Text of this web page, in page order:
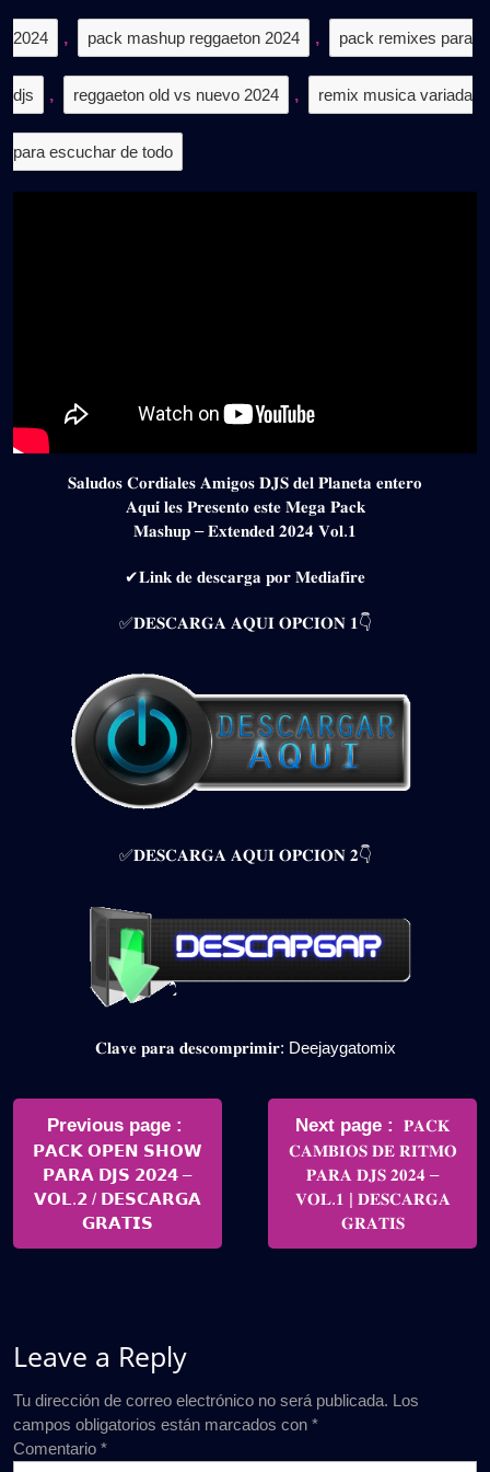
2024 , pack mashup reggaeton 2024 , pack remixes para
djs , reggaeton old vs nuevo 2024 , remix musica variada
para escuchar de todo
𝐒𝐚𝐥𝐮𝐝𝐨𝐬 𝐂𝐨𝐫𝐝𝐢𝐚𝐥𝐞𝐬 𝐀𝐦𝐢𝐠𝐨𝐬 𝐃𝐉𝐒 𝐝𝐞𝐥 𝐏𝐥𝐚𝐧𝐞𝐭𝐚 𝐞𝐧𝐭𝐞𝐫𝐨
𝐀𝐪𝐮𝐢́ 𝐥𝐞𝐬 𝐏𝐫𝐞𝐬𝐞𝐧𝐭𝐨 𝐞𝐬𝐭𝐞 𝐌𝐞𝐠𝐚 𝐏𝐚𝐜𝐤
𝐌𝐚𝐬𝐡𝐮𝐩 – 𝐄𝐱𝐭𝐞𝐧𝐝𝐞𝐝 𝟐𝟎𝟐𝟒 𝐕𝐨𝐥.𝟏
✔𝐋𝐢𝐧𝐤 𝐝𝐞 𝐝𝐞𝐬𝐜𝐚𝐫𝐠𝐚 𝐩𝐨𝐫 𝐌𝐞𝐝𝐢𝐚𝐟𝐢𝐫𝐞
✅𝐃𝐄𝐒𝐂𝐀𝐑𝐆𝐀 𝐀𝐐𝐔𝐈 𝐎𝐏𝐂𝐈𝐎𝐍 𝟏👇
✅𝐃𝐄𝐒𝐂𝐀𝐑𝐆𝐀 𝐀𝐐𝐔𝐈 𝐎𝐏𝐂𝐈𝐎𝐍 𝟐👇
𝐂𝐥𝐚𝐯𝐞 𝐩𝐚𝐫𝐚 𝐝𝐞𝐬𝐜𝐨𝐦𝐩𝐫𝐢𝐦𝐢𝐫: Deejaygatomix
Navegación
entradas
Previous page
Posts
𝗣𝗔𝗖𝗞 𝗢𝗣𝗘𝗡 𝗦𝗛𝗢𝗪
𝗣𝗔𝗥𝗔 𝗗𝗝𝗦 𝟮𝟬𝟮𝟰 –
𝗩𝗢𝗟.𝟮 / 𝗗𝗘𝗦𝗖𝗔𝗥𝗚𝗔
𝗚𝗥𝗔𝗧𝗜𝗦
Next page
Newer
Posts
𝐏𝐀𝐂𝐊
𝐂𝐀𝐌𝐁𝐈𝐎𝐒 𝐃𝐄 𝐑𝐈𝐓𝐌𝐎
𝐏𝐀𝐑𝐀 𝐃𝐉𝐒 𝟐𝟎𝟐𝟒 –
𝐕𝐎𝐋.𝟏 | 𝐃𝐄𝐒𝐂𝐀𝐑𝐆𝐀
𝐆𝐑𝐀𝐓𝐈𝐒
Leave a Reply
Tu dirección de correo electrónico no será publicada. Los
campos obligatorios están marcados con *
Comentario *